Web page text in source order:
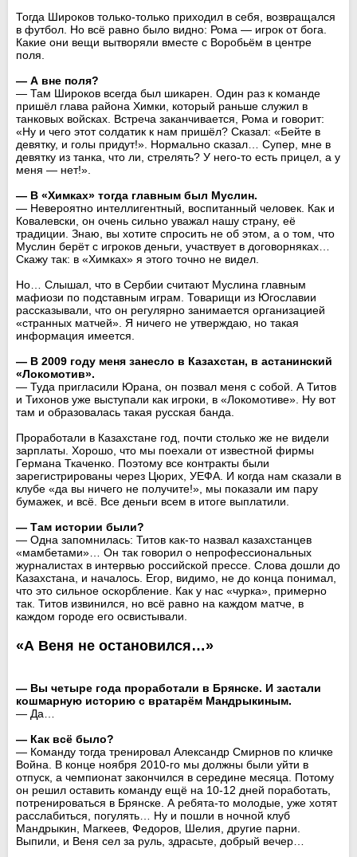
Тогда Широков только-только приходил в себя, возвращался
в футбол. Но всё равно было видно: Рома — игрок от бога.
Какие они вещи вытворяли вместе с Воробьём в центре
поля.
— А вне поля?
— Там Широков всегда был шикарен. Один раз к команде
пришёл глава района Химки, который раньше служил в
танковых войсках. Встреча заканчивается, Рома и говорит:
«Ну и чего этот солдатик к нам пришёл? Сказал: «Бейте в
девятку, и голы придут!». Нормально сказал… Супер, мне в
девятку из танка, что ли, стрелять? У него-то есть прицел, а у
меня — нет!».
— В «Химках» тогда главным был Муслин.
— Невероятно интеллигентный, воспитанный человек. Как и
Ковалевски, он очень сильно уважал нашу страну, её
традиции. Знаю, вы хотите спросить не об этом, а о том, что
Муслин берёт с игроков деньги, участвует в договорняках…
Скажу так: в «Химках» я этого точно не видел.
Но… Слышал, что в Сербии считают Муслина главным
мафиози по подставным играм. Товарищи из Югославии
рассказывали, что он регулярно занимается организацией
«странных матчей». Я ничего не утверждаю, но такая
информация имеется.
— В 2009 году меня занесло в Казахстан, в астанинский
«Локомотив».
— Туда пригласили Юрана, он позвал меня с собой. А Титов
и Тихонов уже выступали как игроки, в «Локомотиве». Ну вот
там и образовалась такая русская банда.
Проработали в Казахстане год, почти столько же не видели
зарплаты. Хорошо, что мы поехали от известной фирмы
Германа Ткаченко. Поэтому все контракты были
зарегистрированы через Цюрих, УЕФА. И когда нам сказали в
клубе «да вы ничего не получите!», мы показали им пару
бумажек, и всё. Все деньги всем в итоге выплатили.
— Там истории были?
— Одна запомнилась: Титов как-то назвал казахстанцев
«мамбетами»… Он так говорил о непрофессиональных
журналистах в интервью российской прессе. Слова дошли до
Казахстана, и началось. Егор, видимо, не до конца понимал,
что это сильное оскорбление. Как у нас «чурка», примерно
так. Титов извинился, но всё равно на каждом матче, в
каждом городе его освистывали.
«А Веня не остановился…»
— Вы четыре года проработали в Брянске. И застали
кошмарную историю с вратарём Мандрыкиным.
— Да…
— Как всё было?
— Команду тогда тренировал Александр Смирнов по кличке
Война. В конце ноября 2010-го мы должны были уйти в
отпуск, а чемпионат закончился в середине месяца. Потому
он решил оставить команду ещё на 10-12 дней поработать,
потренироваться в Брянске. А ребята-то молодые, уже хотят
расслабиться, погулять… Ну и пошли в ночной клуб
Мандрыкин, Магкеев, Федоров, Шелия, другие парни.
Выпили, и Веня сел за руль, здрасьте, добрый вечер…